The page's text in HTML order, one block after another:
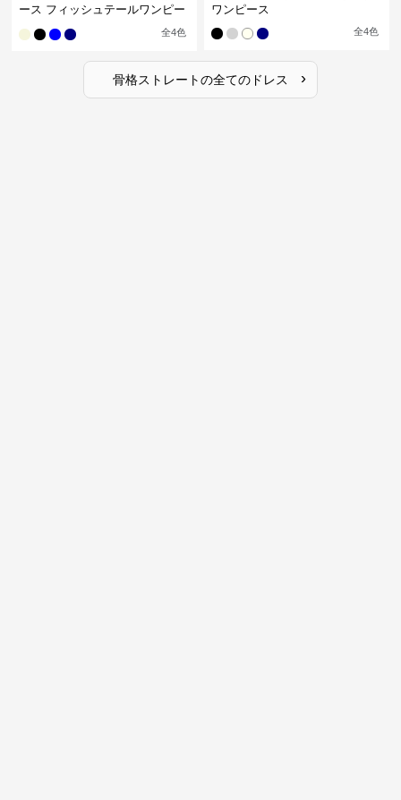
ース フィッシュテールワンピー
全4色
ワンピース
全4色
骨格ストレートの全てのドレス ›